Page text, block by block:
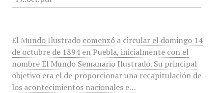
El Mundo Ilustrado comenzó a circular el domingo 14
de octubre de 1894 en Puebla, inicialmente con el
nombre El Mundo Semanario Ilustrado. Su principal
objetivo era el de proporcionar una recapitulación de
los acontecimientos nacionales e…